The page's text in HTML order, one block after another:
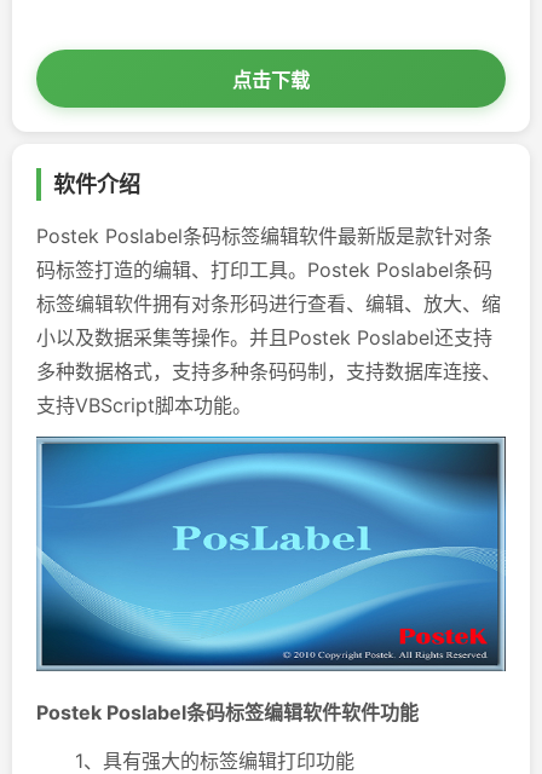
点击下载
软件介绍
Postek Poslabel条码标签编辑软件最新版是款针对条
码标签打造的编辑、打印工具。Postek Poslabel条码
标签编辑软件拥有对条形码进行查看、编辑、放大、缩
小以及数据采集等操作。并且Postek Poslabel还支持
多种数据格式，支持多种条码码制，支持数据库连接、
支持VBScript脚本功能。
Postek Poslabel条码标签编辑软件软件功能
1、具有强大的标签编辑打印功能